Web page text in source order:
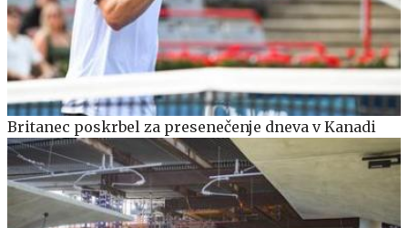
Britanec poskrbel za presenečenje dneva v Kanadi